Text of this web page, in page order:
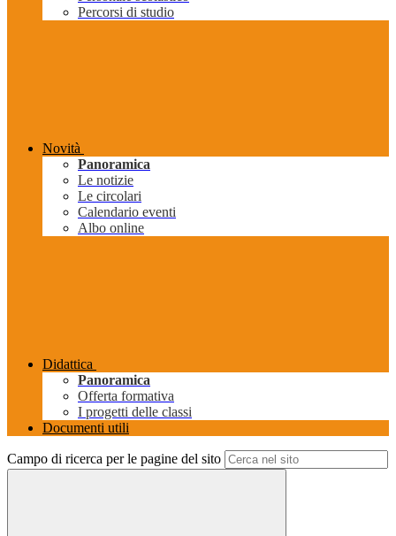
Percorsi di studio
Novità
Panoramica
Le notizie
Le circolari
Calendario eventi
Albo online
Didattica
Panoramica
Offerta formativa
I progetti delle classi
Documenti utili
Campo di ricerca per le pagine del sito